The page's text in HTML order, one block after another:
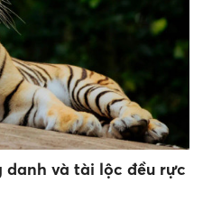
và tài lộc đều rực